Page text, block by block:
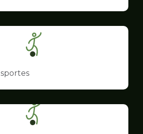
Esportes
Ilustração
da
Esportes
Ilustração
da